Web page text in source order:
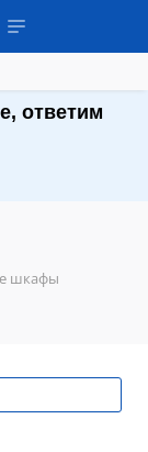
ответим
шкафы